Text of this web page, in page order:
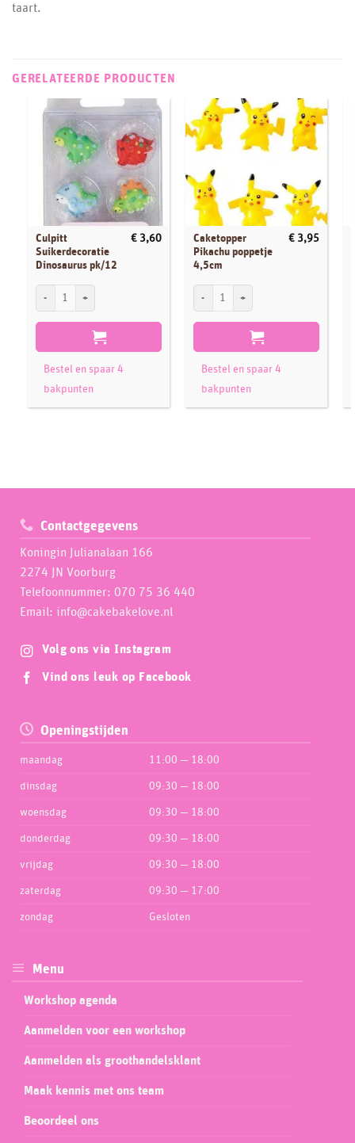
taart.
GERELATEERDE PRODUCTEN
Culpitt
Suikerdecoratie
Dinosaurus pk/12
€ 3,60
Culpitt Suikerdecoratie Dinosaurus pk/12 aantal
Bestel en spaar 4
bakpunten
Caketopper
Pikachu poppetje
4,5cm
€ 3,95
Caketopper Pikachu poppetje 4,5cm
Bestel en spaar 4
bakpunten
Contactgegevens
Koningin Julianalaan 166
2274 JN Voorburg
Telefoonnummer: 070 75 36 440
Email: info@cakebakelove.nl
Volg ons via Instagram
Vind ons leuk op Facebook
Openingstijden
maandag 11:00 — 18:00
dinsdag 09:30 — 18:00
woensdag 09:30 — 18:00
donderdag 09:30 — 18:00
vrijdag 09:30 — 18:00
zaterdag 09:30 — 17:00
zondag Gesloten
Menu
Workshop agenda
Aanmelden voor een workshop
Aanmelden als groothandelsklant
Maak kennis met ons team
Beoordeel ons